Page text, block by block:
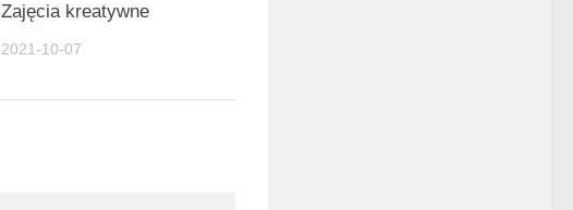
Zajęcia kreatywne
2021-10-07